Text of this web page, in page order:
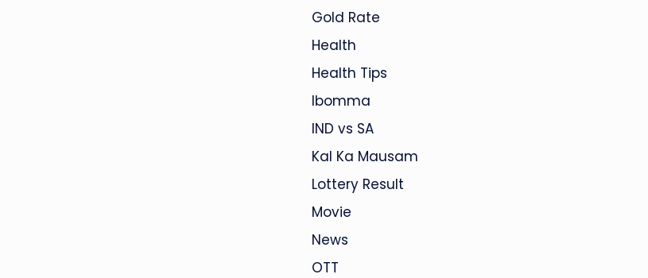
Gold Rate
Health
Health Tips
Ibomma
IND vs SA
Kal Ka Mausam
Lottery Result
Movie
News
OTT